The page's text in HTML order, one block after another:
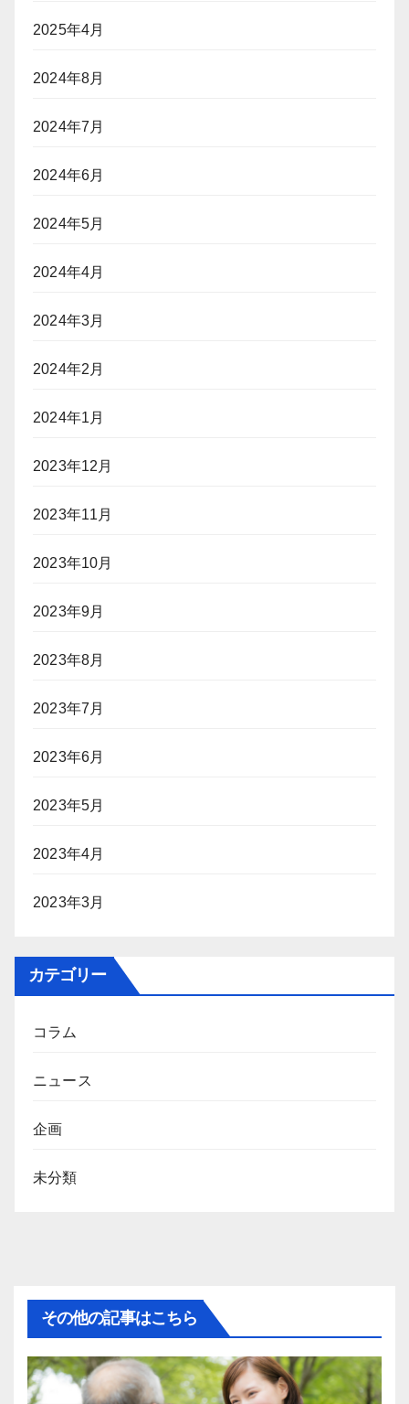
2025年4月
2024年8月
2024年7月
2024年6月
2024年5月
2024年4月
2024年3月
2024年2月
2024年1月
2023年12月
2023年11月
2023年10月
2023年9月
2023年8月
2023年7月
2023年6月
2023年5月
2023年4月
2023年3月
カテゴリー
コラム
ニュース
企画
未分類
その他の記事はこちら